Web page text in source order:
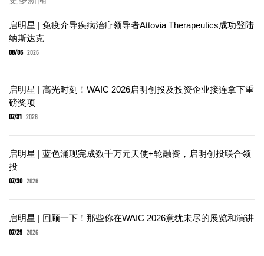
启明星 | 免疫介导疾病治疗领导者Attovia Therapeutics成功登陆
纳斯达克
08/06 2026
启明星 | 高光时刻！WAIC 2026启明创投及投资企业接连拿下重
磅奖项
07/31 2026
启明星 | 蓝色涌现完成数千万元天使+轮融资，启明创投联合领
投
07/30 2026
启明星 | 回顾一下！那些你在WAIC 2026意犹未尽的展览和演讲
07/29 2026